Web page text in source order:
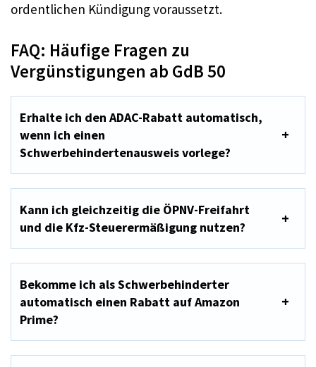
ordentlichen Kündigung voraussetzt.
FAQ: Häufige Fragen zu
Vergünstigungen ab GdB 50
Erhalte ich den ADAC-Rabatt automatisch,
wenn ich einen
Schwerbehindertenausweis vorlege?
Kann ich gleichzeitig die ÖPNV-Freifahrt
und die Kfz-Steuerermäßigung nutzen?
Bekomme ich als Schwerbehinderter
automatisch einen Rabatt auf Amazon
Prime?